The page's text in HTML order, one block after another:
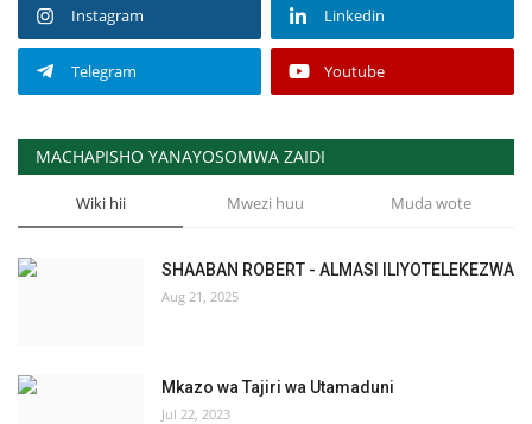
Instagram Linkedin
Telegram Youtube
MACHAPISHO YANAYOSOMWA ZAIDI
Wiki hii Mwezi huu Muda wote
SHAABAN ROBERT - ALMASI ILIYOTELEKEZWA
Aug 21, 2025
Mkazo wa Tajiri wa Utamaduni
Jul 22, 2023